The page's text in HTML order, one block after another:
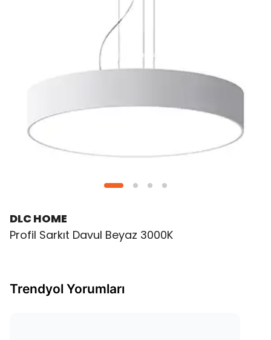
DLC HOME
Profil Sarkıt Davul Beyaz 3000K
Trendyol Yorumları